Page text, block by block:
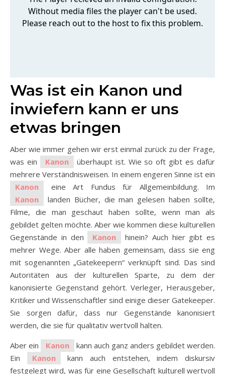
Was ist ein Kanon und
inwiefern kann er uns
etwas bringen
Aber wie immer gehen wir erst einmal zurück zu der Frage,
was ein
Kanon
überhaupt ist. Wie so oft gibt es dafür
mehrere Verständnisweisen. In einem engeren Sinne ist ein
Kanon
eine Art Fundus für Allgemeinbildung. Im
Kanon
landen Bücher, die man gelesen haben sollte,
Filme, die man geschaut haben sollte, wenn man als
gebildet gelten möchte. Aber wie kommen diese kulturellen
Gegenstände in den
Kanon
hinein? Auch hier gibt es
mehrer Wege. Aber alle haben gemeinsam, dass sie eng
mit sogenannten „Gatekeepern“ verknüpft sind. Das sind
Autoritäten aus der kulturellen Sparte, zu dem der
kanonisierte Gegenstand gehört. Verleger, Herausgeber,
Kritiker und Wissenschaftler sind einige dieser Gatekeeper.
Sie sorgen dafür, dass nur Gegenstände kanonisiert
werden, die sie für qualitativ wertvoll halten.
Aber ein
Kanon
kann auch ganz anders gebildet werden.
Ein
Kanon
kann auch entstehen, indem diskursiv
festgelegt wird, was für eine Gesellschaft kulturell wertvoll